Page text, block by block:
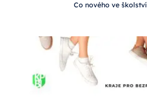
Co nového ve školství